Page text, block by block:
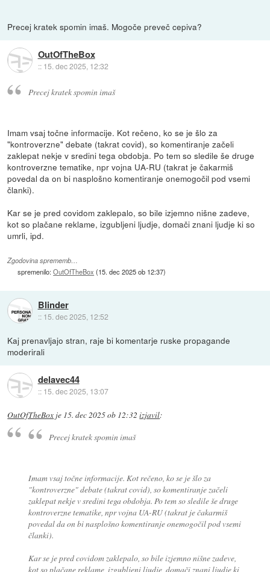
Precej kratek spomin imaš. Mogoče preveč cepiva?
OutOfTheBox
:: 15. dec 2025, 12:32
Precej kratek spomin imaš
Imam vsaj točne informacije. Kot rečeno, ko se je šlo za
"kontroverzne" debate (takrat covid), so komentiranje začeli
zaklepat nekje v sredini tega obdobja. Po tem so sledile še druge
kontroverzne tematike, npr vojna UA-RU (takrat je čakarmiš
povedal da on bi nasplošno komentiranje onemogočil pod vsemi
članki).
Kar se je pred covidom zaklepalo, so bile izjemno nišne zadeve,
kot so plačane reklame, izgubljeni ljudje, domači znani ljudje ki so
umrli, ipd.
Zgodovina sprememb…
spremenilo:OutOfTheBox (15. dec 2025 ob 12:37)
Blinder
:: 15. dec 2025, 12:52
Kaj prenavljajo stran, raje bi komentarje ruske propagande
moderirali
delavec44
:: 15. dec 2025, 13:07
OutOfTheBox je 15. dec 2025 ob 12:32 izjavil:
Precej kratek spomin imaš
Imam vsaj točne informacije. Kot rečeno, ko se je šlo za
"kontroverzne" debate (takrat covid), so komentiranje začeli
zaklepat nekje v sredini tega obdobja. Po tem so sledile še druge
kontroverzne tematike, npr vojna UA-RU (takrat je čakarmiš
povedal da on bi nasplošno komentiranje onemogočil pod vsemi
članki).
Kar se je pred covidom zaklepalo, so bile izjemno nišne zadeve,
kot so plačane reklame, izgubljeni ljudje, domači znani ljudje ki